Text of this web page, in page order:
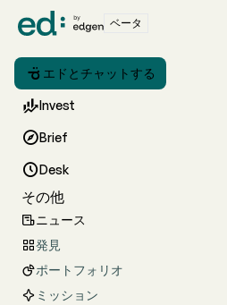
ベータ
 エドとチャットする
Invest
Brief
Desk
その他
ニュース
発見
ポートフォリオ
ミッション